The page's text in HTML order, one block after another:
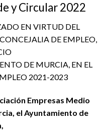
y Circular 2022
EN VIRTUD DEL
DE EMPLEO,
DE MURCIA, EN EL
2021-2023
Empresas Medio
el Ayuntamiento de